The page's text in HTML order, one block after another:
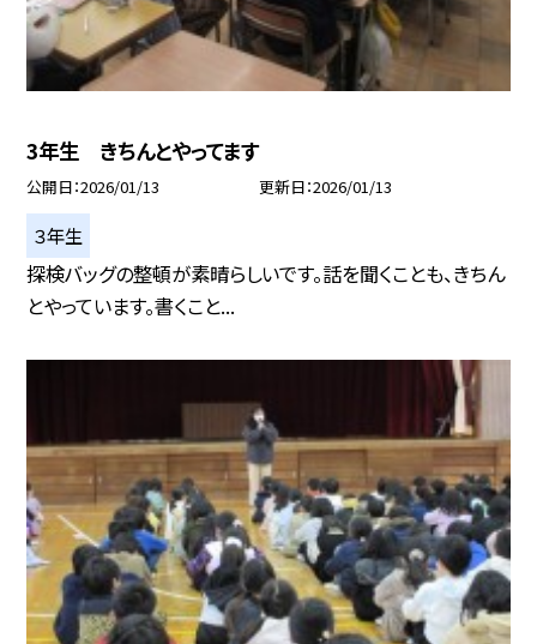
3年生 きちんとやってます
公開日 2026/01/13 更新日 2026/01/13
３年生
探検バッグの整頓が素晴らしいです。話を聞くことも、きちん
とやっています。書くこと...